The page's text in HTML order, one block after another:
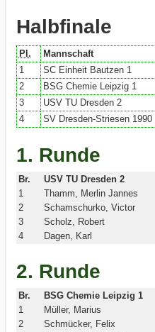
Halbfinale
Pl.
Mannschaft
1
SC Einheit Bautzen 1
2
BSG Chemie Leipzig 1
3
USV TU Dresden 2
4
SV Dresden-Striesen 1990
1. Runde
Br.
USV TU Dresden 2
1
Thamm, Merlin Jannes
2
Schamschurko, Victor
3
Scholz, Robert
4
Dagen, Karl
2. Runde
Br.
BSG Chemie Leipzig 1
1
Müller, Marius
2
Schmücker, Felix